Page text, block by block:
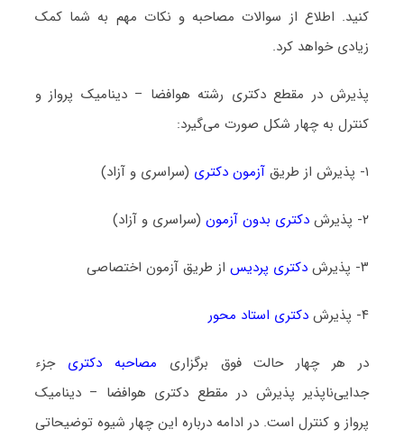
کنید. اطلاع از سوالات مصاحبه و نکات مهم به شما کمک
زیادی خواهد کرد.
پذیرش در مقطع دکتری رشته هوافضا – دینامیک پرواز و
کنترل به چهار شکل صورت می‌گیرد:
۱- پذیرش از طریق آزمون دکتری (سراسری و آزاد)
۲- پذیرش دکتری بدون آزمون(سراسری و آزاد)
۳- پذیرش دکتری پردیساز طریق آزمون اختصاصی
۴- پذیرش دکتری استاد محور
در هر چهار حالت فوق برگزاری مصاحبه دکتری جزء
جدایی‌ناپذیر پذیرش در مقطع دکتری هوافضا – دینامیک
پرواز و کنترل است. در ادامه درباره این چهار شیوه توضیحاتی